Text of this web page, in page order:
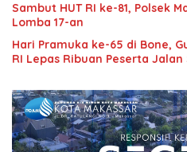
Sambut HUT RI ke-81, Polsek
Lomba 17-an
Hari Pramuka ke-65 di Bone,
RI Lepas Ribuan Peserta Jalan